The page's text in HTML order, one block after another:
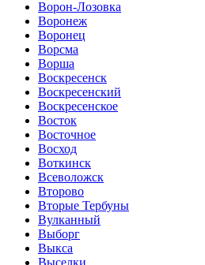
Ворон-Лозовка
Воронеж
Воронец
Ворсма
Ворша
Воскресенск
Воскресенский
Воскресенское
Восток
Восточное
Восход
Воткинск
Всеволожск
Второво
Вторые Тербуны
Вулканный
Выборг
Выкса
Выселки